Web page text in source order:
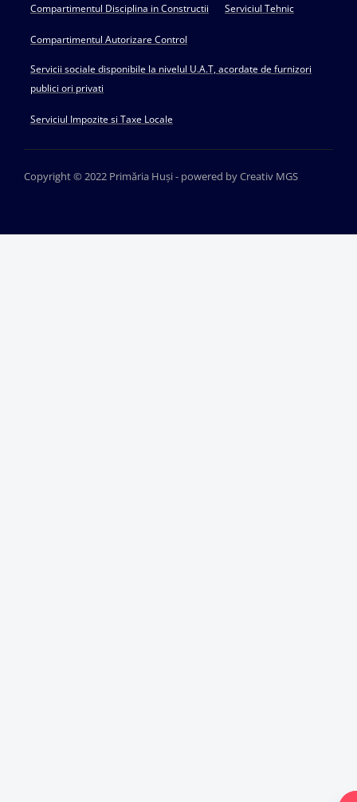
Compartimentul Disciplina in Constructii Serviciul Tehnic
Compartimentul Autorizare Control
Servicii sociale disponibile la nivelul U.A.T, acordate de furnizori
publici ori privati
Serviciul Impozite si Taxe Locale
Copyright © 2022 Primăria Huși - powered by Creativ MGS